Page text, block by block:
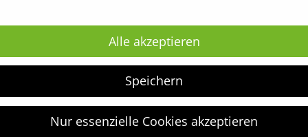
nächsten Kommentar speichern.
Alle akzeptieren
Speichern
Nur essenzielle Cookies akzeptieren